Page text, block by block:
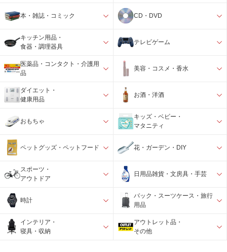
本・雑誌・コミック CD・DVD
キッチン用品・
食器・調理器具
テレビゲーム
医薬品・コンタクト・介護用
品
美容・コスメ・香水
ダイエット・
健康用品
お酒・洋酒
おもちゃ
キッズ・ベビー・
マタニティ
ペットグッズ・ペットフード 花・ガーデン・DIY
スポーツ・
アウトドア
日用品雑貨・文房具・手芸
時計
バック・スーツケース・旅行
用品
インテリア・
寝具・収納
アウトレット品・
その他